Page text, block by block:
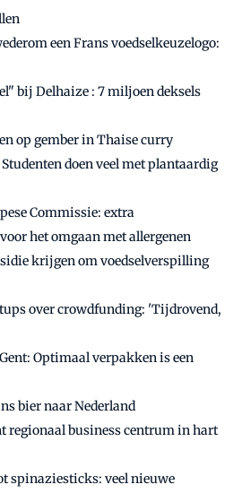
een Frans voedselkeuzelogo:
bij Delhaize : 7 miljoen deksels
op gember in Thaise curry
doen veel met plantaardig
Commissie: extra
het omgaan met allergenen
krijgen om voedselverspilling
over crowdfunding: 'Tijdrovend,
Optimaal verpakken is een
bier naar Nederland
regionaal business centrum in hart
spinaziesticks: veel nieuwe